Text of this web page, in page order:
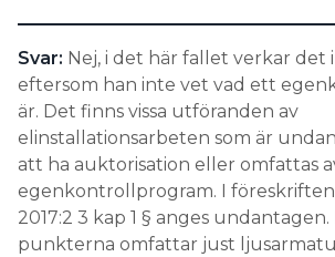
Svar: Nej, i det här fallet verkar det
eftersom han inte vet vad ett
är. Det finns vissa utföranden av
elinstallationsarbeten som är
att ha auktorisation eller omfattas
egenkontrollprogram. I föreskriften
2017:2 3 kap 1 § anges undantagen.
punkterna omfattar just